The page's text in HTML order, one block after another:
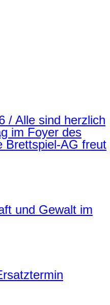
/ Alle sind herzlich
im Foyer des
Brettspiel-AG freut
und Gewalt im